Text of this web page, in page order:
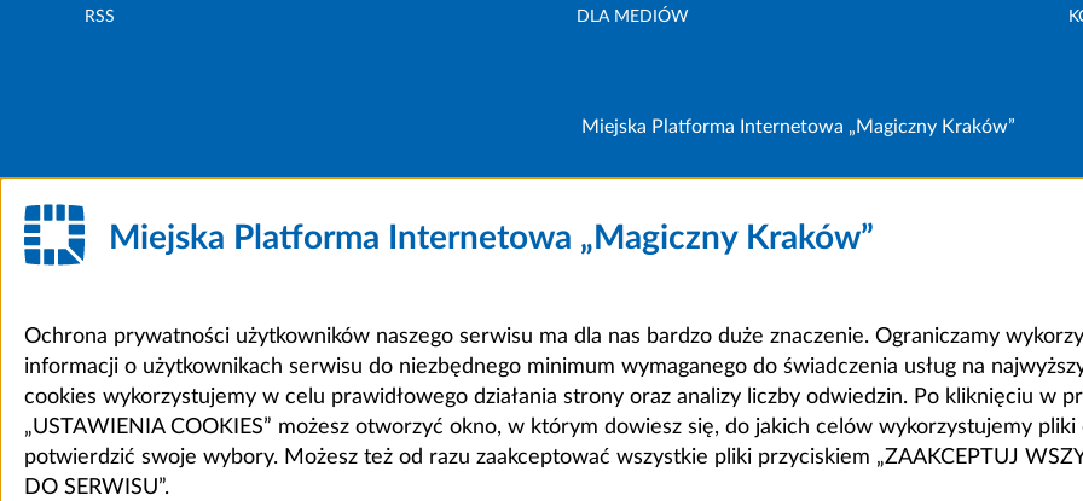
RSS DLA MEDIÓW
Miejska Platforma Internetowa „Magiczny Kraków”
Miejska Platforma Internetowa „Magiczny Kraków”
Ochrona prywatności użytkowników naszego serwisu ma dla nas bardzo duże znaczenie. Ograniczamy
informacji o użytkownikach serwisu do niezbędnego minimum wymaganego do świadczenia usług na
cookies wykorzystujemy w celu prawidłowego działania strony oraz analizy liczby odwiedzin. Po kliknięciu w
„USTAWIENIA COOKIES” możesz otworzyć okno, w którym dowiesz się, do jakich celów wykorzystujemy pliki
potwierdzić swoje wybory. Możesz też od razu zaakceptować wszystkie pliki przyciskiem „ZAAKCEPTUJ
DO SERWISU”.